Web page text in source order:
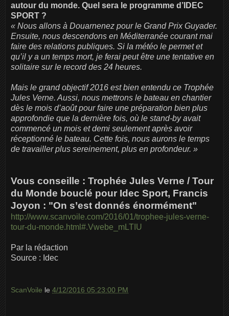
autour du monde. Quel sera le programme d’IDEC
SPORT ?
« Nous allons à Douarnenez pour le Grand Prix Guyader.
Ensuite, nous descendons en Méditerranée courant mai
faire des relations publiques. Si la météo le permet et
qu’il y a un temps mort, je ferai peut être une tentative en
solitaire sur le record des 24 heures.
Mais le grand objectif 2016 est bien entendu ce Trophée
Jules Verne. Aussi, nous mettrons le bateau en chantier
dès le mois d’août pour faire une préparation bien plus
approfondie que la dernière fois, où le stand-by avait
commencé un mois et demi seulement après avoir
réceptionné le bateau. Cette fois, nous aurons le temps
de travailler plus sereinement, plus en profondeur. »
Vous conseille : Trophée Jules Verne / Tour
du Monde bouclé pour Idec Sport, Francis
Joyon : "On s’est donnés énormément"
http://www.scanvoile.com/2016/01/trophee-jules-verne-
tour-du-monde.html#.Vwebe_mLTIU
Par la rédaction
Source : Idec
ScanVoile le 4/12/2016 05:23:00 PM